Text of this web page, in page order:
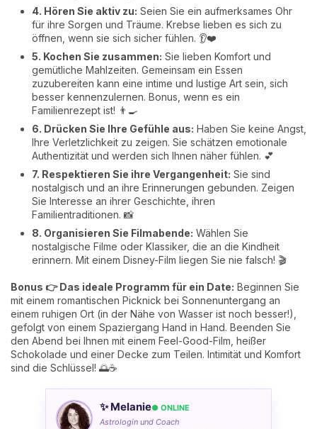
4. Hören Sie aktiv zu: Seien Sie ein aufmerksames Ohr
für ihre Sorgen und Träume. Krebse lieben es sich zu
öffnen, wenn sie sich sicher fühlen. 👂❤️
5. Kochen Sie zusammen: Sie lieben Komfort und
gemütliche Mahlzeiten. Gemeinsam ein Essen
zuzubereiten kann eine intime und lustige Art sein, sich
besser kennenzulernen. Bonus, wenn es ein
Familienrezept ist! 👨‍🍳
6. Drücken Sie Ihre Gefühle aus: Haben Sie keine Angst,
Ihre Verletzlichkeit zu zeigen. Sie schätzen emotionale
Authentizität und werden sich Ihnen näher fühlen. 💕
7. Respektieren Sie ihre Vergangenheit: Sie sind
nostalgisch und an ihre Erinnerungen gebunden. Zeigen
Sie Interesse an ihrer Geschichte, ihren
Familientraditionen. 📸
8. Organisieren Sie Filmabende: Wählen Sie
nostalgische Filme oder Klassiker, die an die Kindheit
erinnern. Mit einem Disney-Film liegen Sie nie falsch! 🎬
Bonus 👉 Das ideale Programm für ein Date: Beginnen Sie
mit einem romantischen Picknick bei Sonnenuntergang an
einem ruhigen Ort (in der Nähe von Wasser ist noch besser!),
gefolgt von einem Spaziergang Hand in Hand. Beenden Sie
den Abend bei Ihnen mit einem Feel-Good-Film, heißer
Schokolade und einer Decke zum Teilen. Intimität und Komfort
sind die Schlüssel! 🌅☕
✨ Melanie● ONLINE
Astrologin und Coach